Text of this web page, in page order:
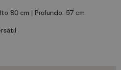
80 cm | Profundo: 57 cm